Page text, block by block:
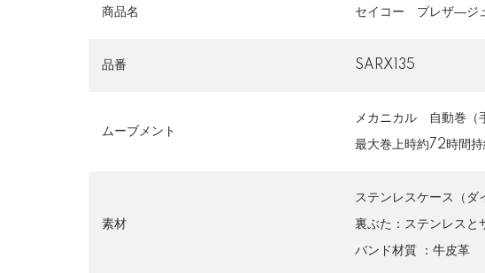
商品名 セイコー プレザ―ジ
品番 SARX135
ムーブメント
メカニカル 自動巻（
最大巻上時約72時間
素材
ステンレスケース（ダ
裏ぶた：ステンレスと
バンド材質 ：牛皮革